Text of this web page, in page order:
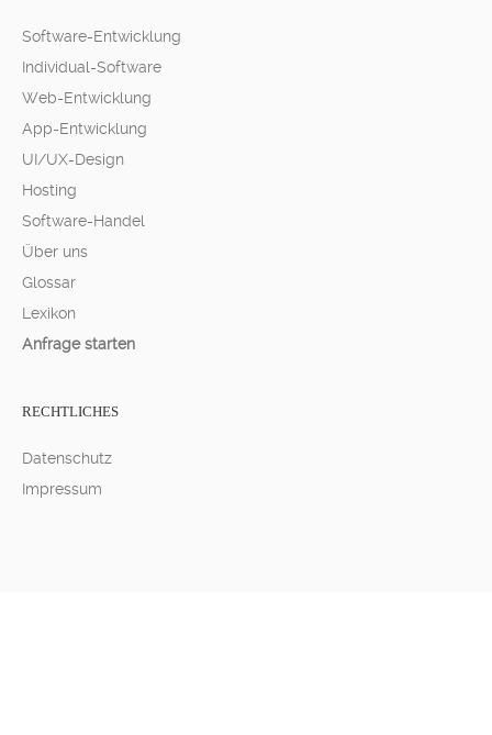
Software-Entwicklung
Individual-Software
Web-Entwicklung
App-Entwicklung
UI/UX-Design
Hosting
Software-Handel
Über uns
Glossar
Lexikon
Anfrage starten
RECHTLICHES
Datenschutz
Impressum